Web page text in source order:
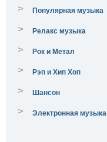
> Популярная музыка
> Релакс музыка
> Рок и Метал
> Рэп и Хип Хоп
> Шансон
> Электронная музыка